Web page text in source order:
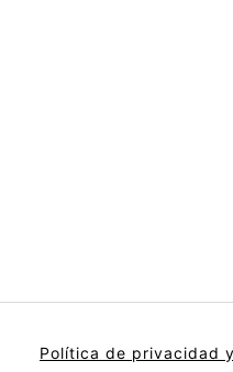
Política de privacidad